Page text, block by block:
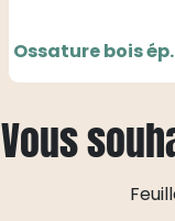
Ossature bois
Vous